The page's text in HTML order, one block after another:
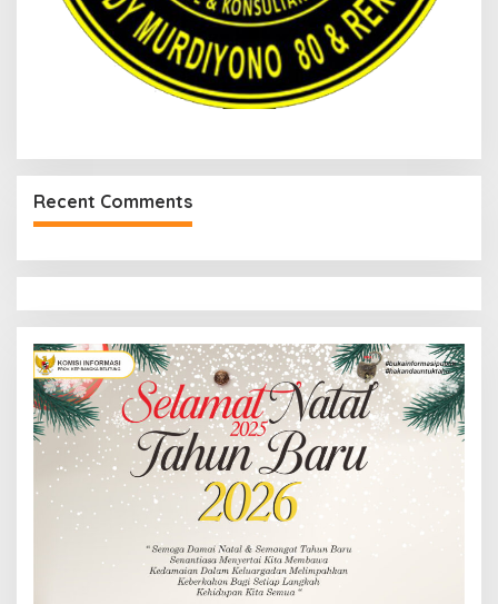
Recent Comments